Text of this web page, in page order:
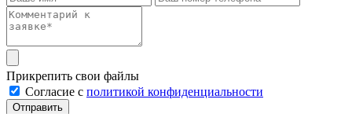
Прикрепить свои файлы
Cогласие с политикой конфиденциальности
Отправить